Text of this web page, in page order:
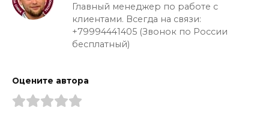
Главный менеджер по работе с
клиентами. Всегда на связи:
+79994441405 (Звонок по России
бесплатный)
Оцените автора